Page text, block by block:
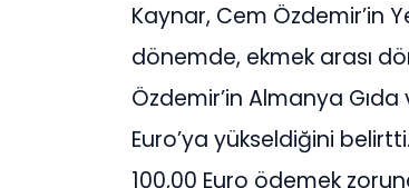
Kaynar, Cem Özdemir’in
dönemde, ekmek arası
Özdemir’in Almanya
Euro’ya yükseldiğini
100,00 Euro ödemek